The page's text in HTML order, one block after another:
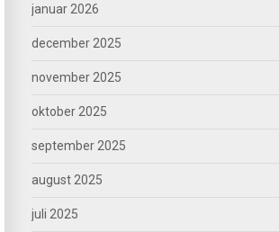
januar 2026
december 2025
november 2025
oktober 2025
september 2025
august 2025
juli 2025